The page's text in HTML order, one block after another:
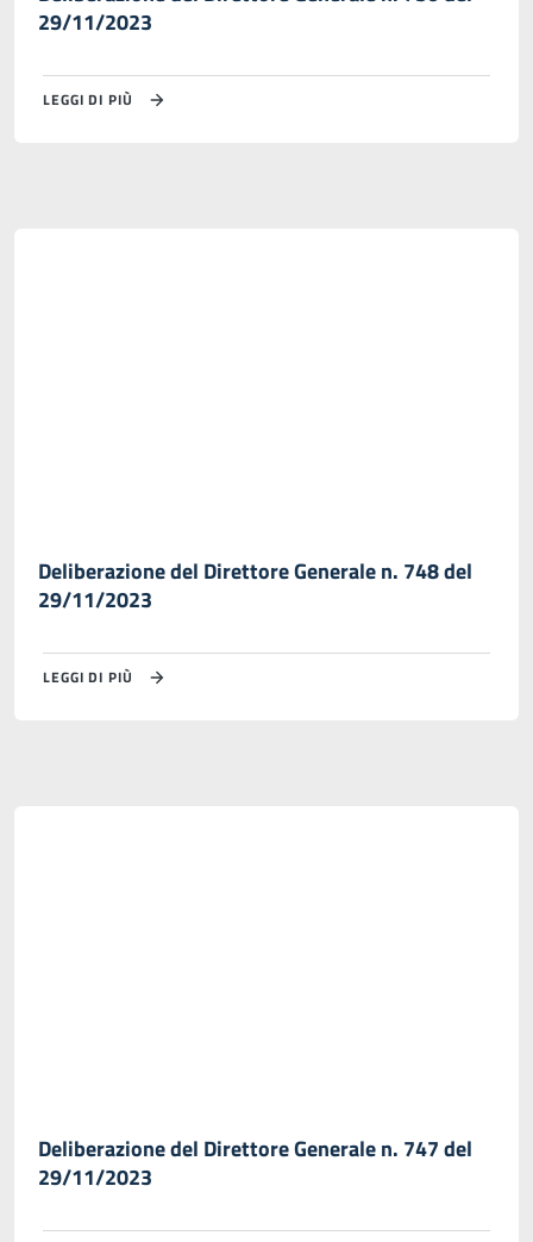
29/11/2023
LEGGI DI PIÙ
Deliberazione del Direttore Generale n. 748 del
29/11/2023
LEGGI DI PIÙ
Deliberazione del Direttore Generale n. 747 del
29/11/2023